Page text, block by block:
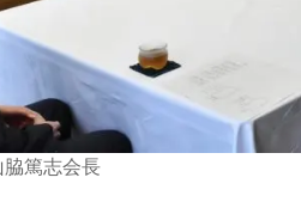
篤志会長